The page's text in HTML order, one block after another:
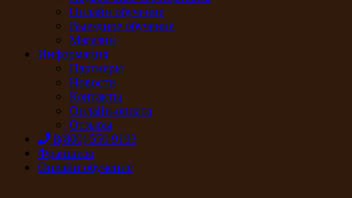
Онлайн обучение
Выездное обучение
Магазин
Информация
Партнеры
Новости
Контакты
Онлайн-оплата
Отзывы
8(800) 550 9193
Франшиза
Онлайн обучение